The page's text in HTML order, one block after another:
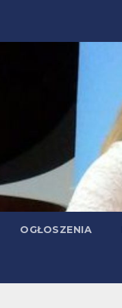
OGŁOSZENIA